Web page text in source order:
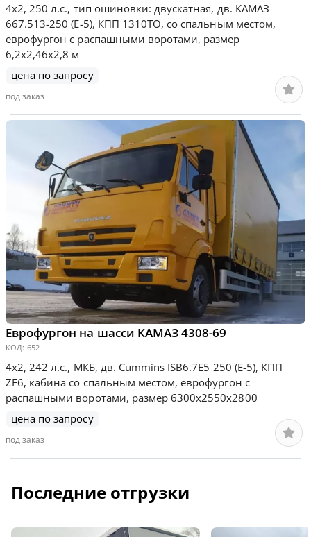
4х2, 250 л.с., тип ошиновки: двускатная, дв. КАМАЗ
667.513-250 (Е-5), КПП 1310ТО, со спальным местом,
еврофургон с распашными воротами, размер
6,2х2,46х2,8 м
цена по запросу
под заказ
Еврофургон на шасси КАМАЗ 4308-69
КОД: 652
4х2, 242 л.с., МКБ, дв. Сummins ISB6.7E5 250 (Е-5), КПП
ZF6, кабина со спальным местом, еврофургон с
распашными воротами, размер 6300х2550х2800
цена по запросу
под заказ
Последние отгрузки